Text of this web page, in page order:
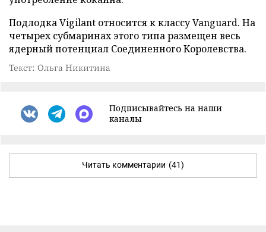
Подлодка Vigilant относится к классу Vanguard. На
четырех субмаринах этого типа размещен весь
ядерный потенциал Соединенного Королевства.
Текст: Ольга Никитина
Подписывайтесь на наши
каналы
Читать комментарии (41)